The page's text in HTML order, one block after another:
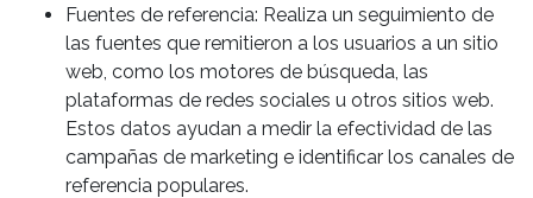
Fuentes de referencia: Realiza un seguimiento de
las fuentes que remitieron a los usuarios a un sitio
web, como los motores de búsqueda, las
plataformas de redes sociales u otros sitios web.
Estos datos ayudan a medir la efectividad de las
campañas de marketing e identificar los canales de
referencia populares.